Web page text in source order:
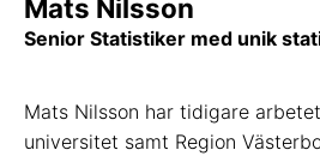
Mats Nilsson
Senior Statistiker med unik
Mats Nilsson har tidigare
universitet samt Region